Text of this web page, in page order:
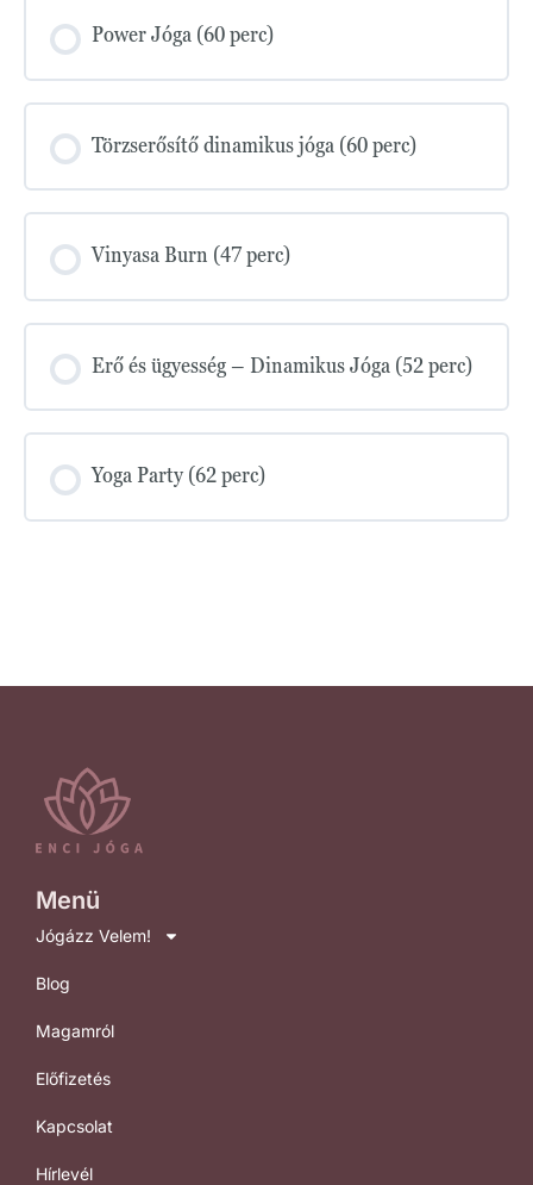
Power Jóga (60 perc)
Törzserősítő dinamikus jóga (60 perc)
Vinyasa Burn (47 perc)
Erő és ügyesség – Dinamikus Jóga (52 perc)
Yoga Party (62 perc)
Menü
Jógázz Velem!
Blog
Magamról
Előfizetés
Kapcsolat
Hírlevél